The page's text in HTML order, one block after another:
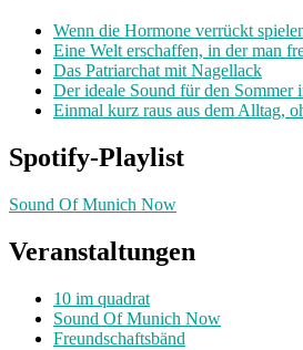
Wenn die Hormone verrückt
Eine Welt erschaffen, in der man
Das Patriarchat mit Nagellack
Der ideale Sound für den Sommer
Einmal kurz raus aus dem Alltag,
Spotify-Playlist
Sound Of Munich Now
Veranstaltungen
10 im quadrat
Sound Of Munich Now
Freundschaftsbänd